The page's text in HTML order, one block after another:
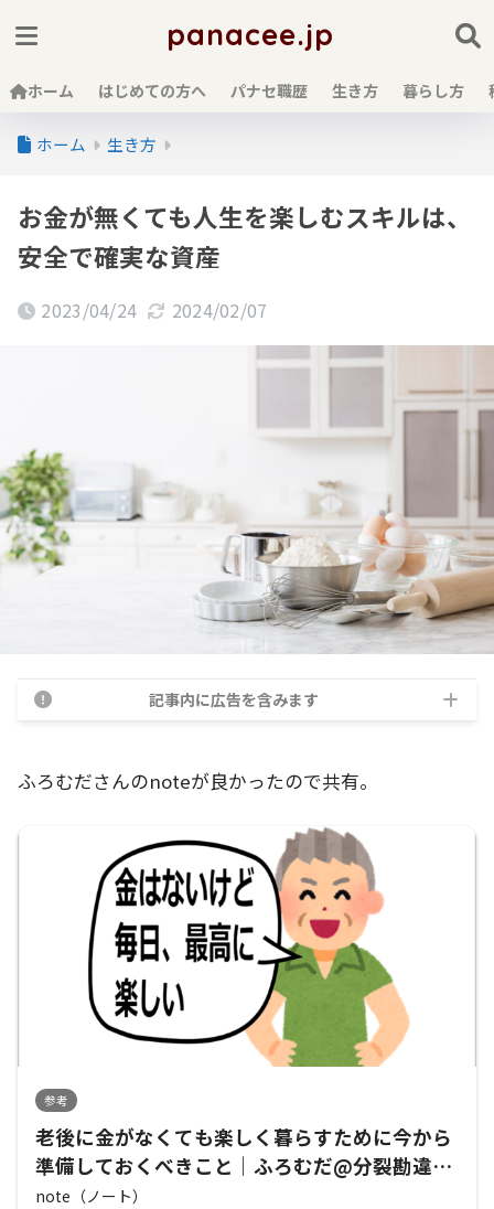
panacee.jp
ホーム はじめての方へ パナセ職歴 生き方 暮らし方
ホーム 生き方
お金が無くても人生を楽しむスキルは、
安全で確実な資産
2023/04/24 2024/02/07
記事内に広告を含みます
ふろむださんのnoteが良かったので共有。
参考
老後に金がなくても楽しく暮らすために今から
準備しておくべきこと｜ふろむだ@分裂勘違い
君劇場
note（ノート）